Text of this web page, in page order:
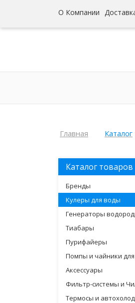
О Компании
Главная Каталог
Каталог товаров
Бренды
Кулеры для воды
Генераторы
Тиабары
Пурифайеры
Помпы и чайники
Аксессуары
Фильтр-системы и
Термосы и